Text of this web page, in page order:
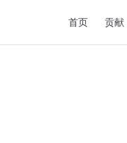
首页 贡献